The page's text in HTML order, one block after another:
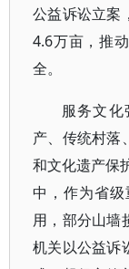
公益诉讼立案
4.6万亩，推
全。
服务文
产、传统村落
和文化遗产保
中，作为省
用，部分山墙
机关以公益诉